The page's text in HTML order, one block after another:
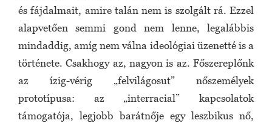
és fájdalmait, amire talán nem is szolgált rá. Ezzel
alapvetően semmi gond nem lenne, legalábbis
mindaddig, amíg nem válna ideológiai üzenetté is a
története. Csakhogy az, nagyon is az. Főszereplőnk
az ízig-vérig „felvilágosut” nőszemélyek
prototípusa: az „interracial” kapcsolatok
támogatója, legjobb barátnője egy leszbikus nő,